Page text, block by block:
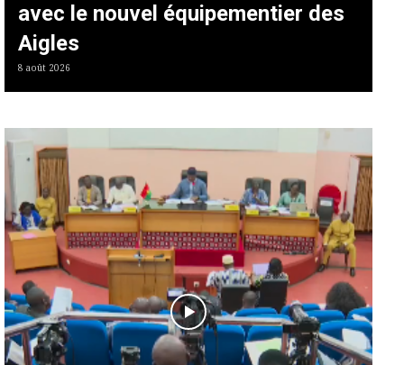
avec le nouvel équipementier des
Aigles
8 août 2026